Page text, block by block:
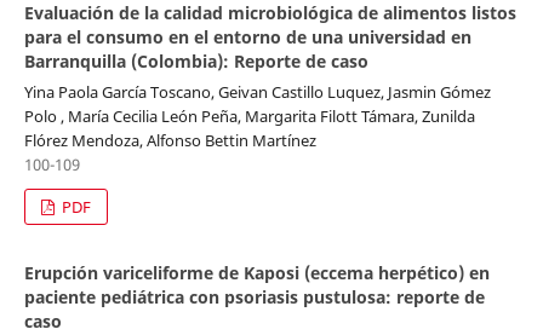
Evaluación de la calidad microbiológica de alimentos listos
para el consumo en el entorno de una universidad en
Barranquilla (Colombia): Reporte de caso
Yina Paola García Toscano, Geivan Castillo Luquez, Jasmin Gómez
Polo , María Cecilia León Peña, Margarita Filott Támara, Zunilda
Flórez Mendoza, Alfonso Bettin Martínez
100-109
PDF
Erupción variceliforme de Kaposi (eccema herpético) en
paciente pediátrica con psoriasis pustulosa: reporte de
caso